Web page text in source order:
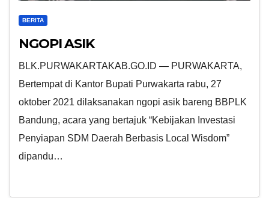
BERITA
NGOPI ASIK
BLK.PURWAKARTAKAB.GO.ID — PURWAKARTA,
Bertempat di Kantor Bupati Purwakarta rabu, 27
oktober 2021 dilaksanakan ngopi asik bareng BBPLK
Bandung, acara yang bertajuk “Kebijakan Investasi
Penyiapan SDM Daerah Berbasis Local Wisdom”
dipandu…